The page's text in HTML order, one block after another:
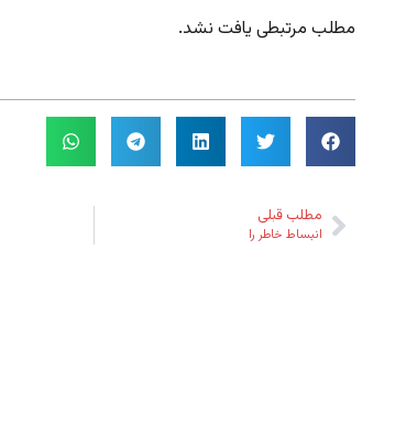
مطلب مرتبطی یافت نشد.
مطلب قبلی
انبساط خاطر را